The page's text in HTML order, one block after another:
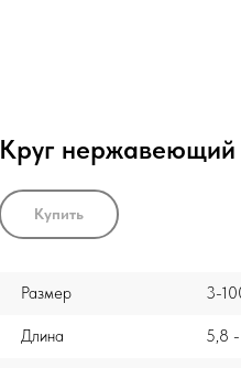
Круг
Купить
Размер 3-
Длина 5,8